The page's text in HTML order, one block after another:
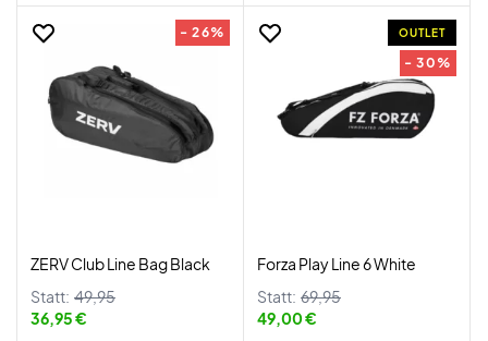
- 26%
ZERV Club Line Bag Black
Statt: 49,95
36,95 €
OUTLET
- 30%
Forza Play Line 6 White
Statt: 69,95
49,00 €